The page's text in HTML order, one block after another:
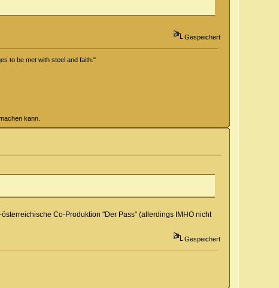
Gespeichert
to be met with steel and faith."
kann.
Co-Produktion "Der Pass" (allerdings IMHO nicht
Gespeichert